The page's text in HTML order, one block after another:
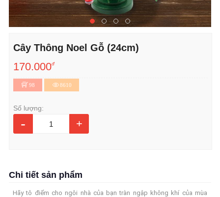
Cây Thông Noel Gỗ (24cm)
170.000đ
98 8610
Số lượng:
- +
Chi tiết sản phẩm
Hãy tô điểm cho ngôi nhà của bạn tràn ngập không khí của mùa